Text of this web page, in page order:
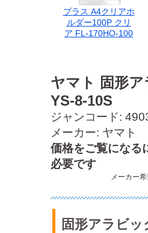
ヤマト 固形
YS-8-10S
ジャンコード:
メーカー: ヤマト
価格をご覧になる
必要です
メーカー
固形アラビッ
プラス A4クリアホ
ルダー100P クリ
ア FL-170HO-100